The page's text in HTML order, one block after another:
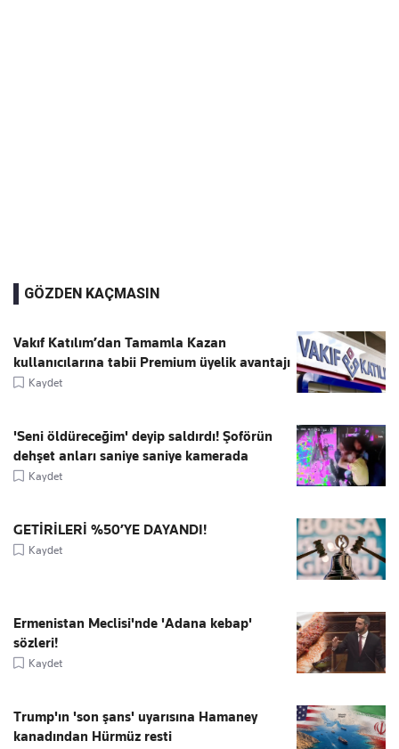
GÖZDEN KAÇMASIN
Vakıf Katılım’dan Tamamla Kazan
kullanıcılarına tabii Premium üyelik avantajı
Kaydet
'Seni öldüreceğim' deyip saldırdı! Şoförün
dehşet anları saniye saniye kamerada
Kaydet
GETİRİLERİ %50’YE DAYANDI!
Kaydet
Ermenistan Meclisi'nde 'Adana kebap'
sözleri!
Kaydet
Trump'ın 'son şans' uyarısına Hamaney
kanadından Hürmüz resti